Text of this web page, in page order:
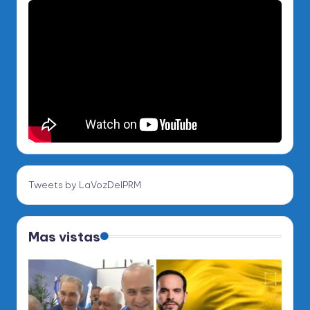
Tweets by LaVozDelPRM
Mas vistas